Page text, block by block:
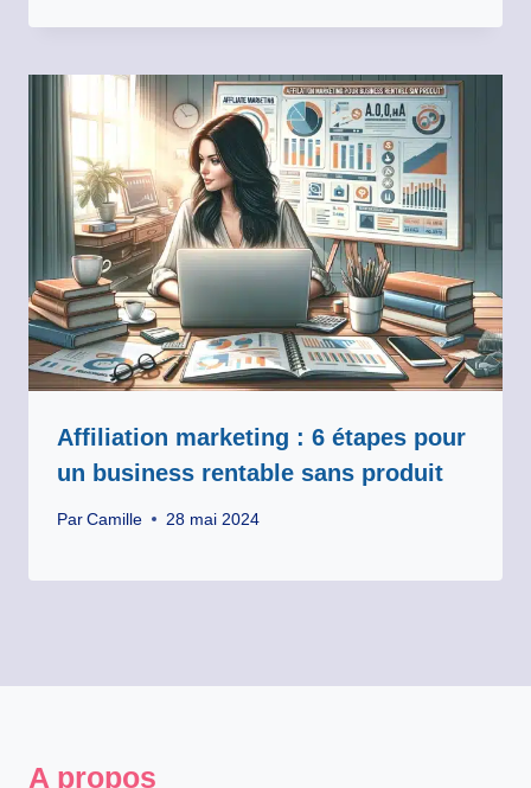
Affiliation marketing : 6 étapes pour
un business rentable sans produit
Par Camille 28 mai 2024
A propos